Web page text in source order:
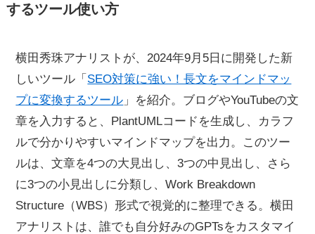
するツール使い方
横田秀珠アナリストが、2024年9月5日に開発した新
しいツール「 SEO対策に強い！長文をマインドマッ
プに変換するツール 」を紹介。ブログやYouTubeの文
章を入力すると、PlantUMLコードを生成し、カラフ
ルで分かりやすいマインドマップを出力。このツー
ルは、文章を4つの大見出し、3つの中見出し、さら
に3つの小見出しに分類し、Work Breakdown
Structure（WBS）形式で視覚的に整理できる。横田
アナリストは、誰でも自分好みのGPTsをカスタマイ